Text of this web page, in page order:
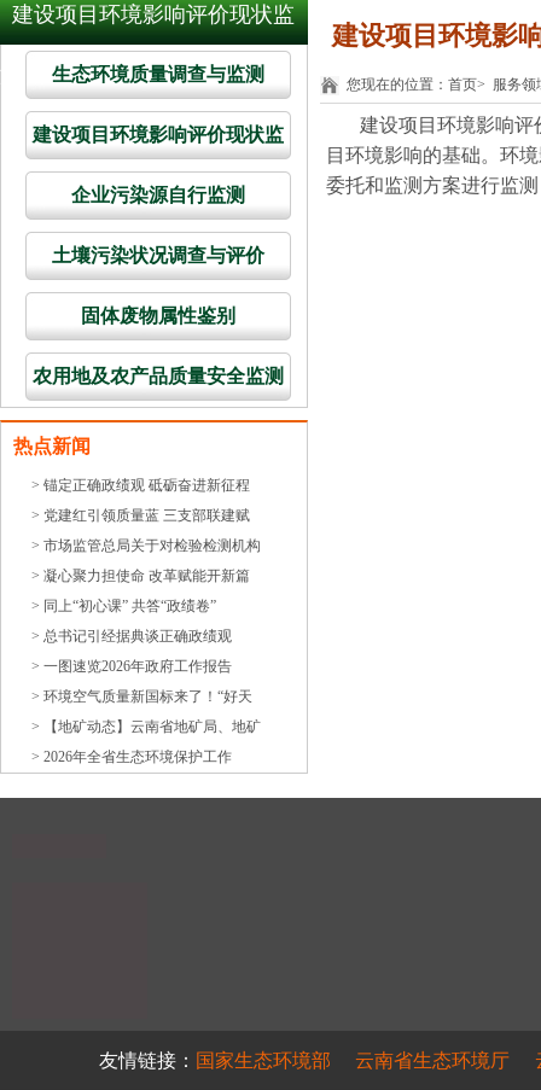
建设项目环境影响评价现状监
测 生态环境质量调查与监测
建设项目环境影响评价现状监
测
企业污染源自行监测
土壤污染状况调查与评价
固体废物属性鉴别
农用地及农产品质量安全监测
热点新闻
> 锚定正确政绩观 砥砺奋进新征程
> 党建红引领质量蓝 三支部联建赋
> 市场监管总局关于对检验检测机构
> 凝心聚力担使命 改革赋能开新篇
> 同上“初心课” 共答“政绩卷”
> 总书记引经据典谈正确政绩观
> 一图速览2026年政府工作报告
> 环境空气质量新国标来了！“好天
> 【地矿动态】云南省地矿局、地矿
> 2026年全省生态环境保护工作
建设项目环境影
您现在的位置： 首页> 服务领
建设项目环境影响评
目环境影响的基础。环
委托和监测方案进行监
友情链接： 国家生态环境部 云南省生态环境厅